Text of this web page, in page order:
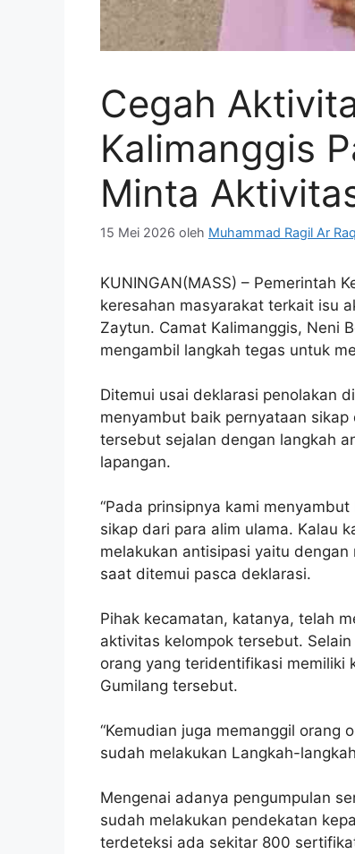
Cegah
Kalimanggis
Minta
15 Mei 2026 oleh Muhammad Ragil Ar
KUNINGAN(MASS) – Pemerintah
keresahan masyarakat terkait isu
Zaytun. Camat Kalimanggis, Neni
mengambil langkah tegas untuk
Ditemui usai deklarasi penolakan
menyambut baik pernyataan
tersebut sejalan dengan langkah
lapangan.
“Pada prinsipnya kami
sikap dari para alim ulama. Kalau
melakukan antisipasi yaitu
saat ditemui pasca deklarasi.
Pihak kecamatan, katanya, telah
aktivitas kelompok tersebut.
orang yang teridentifikasi memiliki
Gumilang tersebut.
“Kemudian juga memanggil orang
sudah melakukan Langkah-
Mengenai adanya pengumpulan
sudah melakukan pendekatan
terdeteksi ada sekitar 800